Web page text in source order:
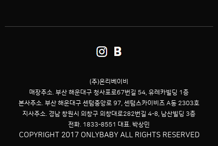
(주)온리베이비
매장주소. 부산 해운대구 청사포로67번길 54, 유레카빌딩 1층
본사주소. 부산 해운대구 센텀중앙로 97, 센텀스카이비즈 A동 2303호
지사주소. 경남 창원시 의창구 의창대로282번길 4-8, 남산빌딩 3층
전화. 1833-8551 대표. 박상민
COPYRIGHT 2017 ONLYBABY ALL RIGHTS RESERVED